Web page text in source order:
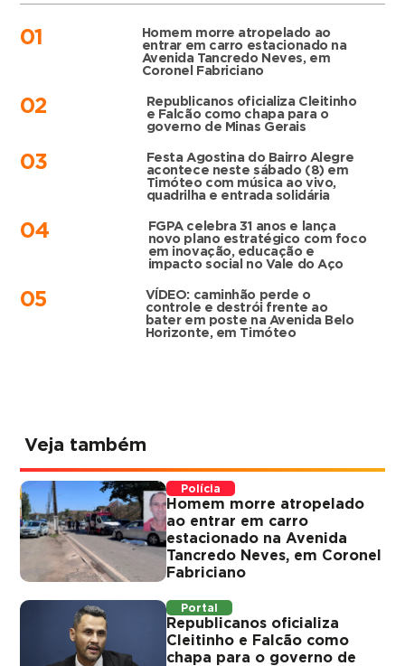
01
Homem morre atropelado ao
entrar em carro estacionado na
Avenida Tancredo Neves, em
Coronel Fabriciano
02
Republicanos oficializa Cleitinho
e Falcão como chapa para o
governo de Minas Gerais
03
Festa Agostina do Bairro Alegre
acontece neste sábado (8) em
Timóteo com música ao vivo,
quadrilha e entrada solidária
04
FGPA celebra 31 anos e lança
novo plano estratégico com foco
em inovação, educação e
impacto social no Vale do Aço
05
VÍDEO: caminhão perde o
controle e destrói frente ao
bater em poste na Avenida Belo
Horizonte, em Timóteo
Veja também
Polícia
Homem morre atropelado
ao entrar em carro
estacionado na Avenida
Tancredo Neves, em Coronel
Fabriciano
Portal
Republicanos oficializa
Cleitinho e Falcão como
chapa para o governo de